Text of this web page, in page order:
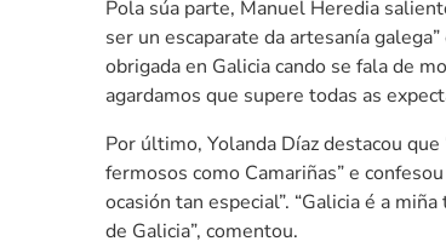
Pola súa parte, Manuel Heredia
ser un escaparate da artesanía
obrigada en Galicia cando se fala de
agardamos que supere todas as
Por último, Yolanda Díaz destacou
fermosos como Camariñas” e
ocasión tan especial”. “Galicia é a
de Galicia”, comentou.